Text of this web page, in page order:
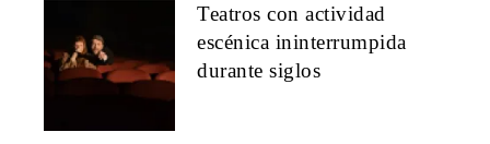
Teatros con actividad
escénica ininterrumpida
durante siglos